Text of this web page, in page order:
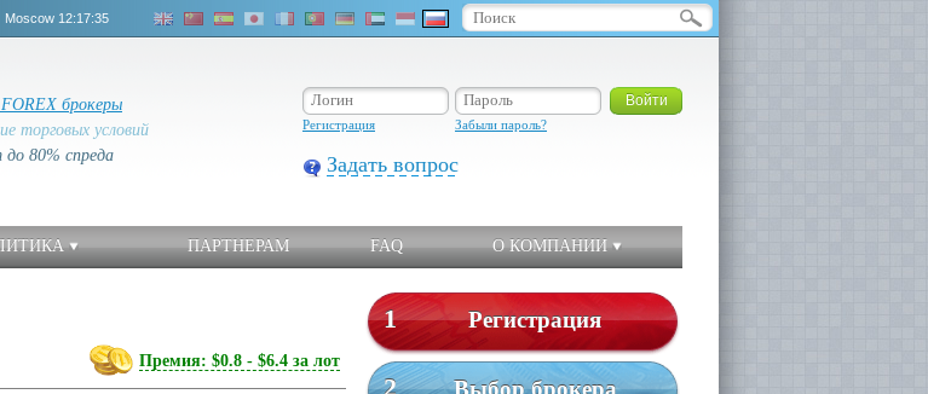
Moscow 12:17:35
брокеры
торговых условий
до 80% спреда
Регистрация Забыли пароль?
Задать вопрос
ПАРТНЕРАМ FAQ О КОМПАНИИ
1 Регистрация
2 Выбор брокера
Премия: $0.8 - $6.4 за лот